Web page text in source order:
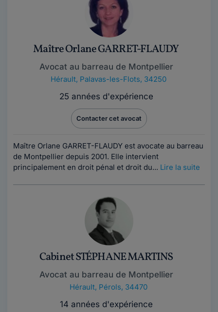
Maître Orlane GARRET-FLAUDY
Avocat au barreau de Montpellier
Hérault, Palavas-les-Flots, 34250
25 années d'expérience
Contacter cet avocat
Maître Orlane GARRET-FLAUDY est avocate au barreau
de Montpellier depuis 2001. Elle intervient
principalement en droit pénal et droit du... Lire la suite
Cabinet STÉPHANE MARTINS
Avocat au barreau de Montpellier
Hérault, Pérols, 34470
14 années d'expérience